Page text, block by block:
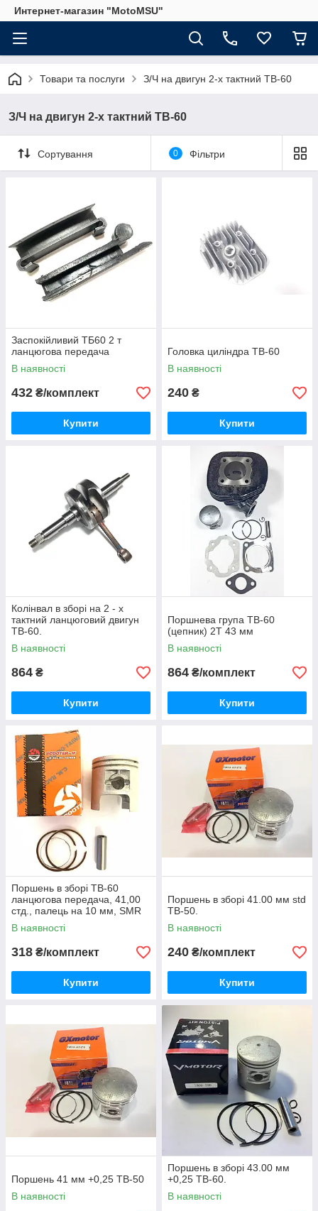
Интернет-магазин "MotoMSU"
Товари та послуги З/Ч на двигун 2-х тактний TB-60
З/Ч на двигун 2-х тактний TB-60
Сортування 0 Фільтри
Заспокійливий ТБ60 2 т
ланцюгова передача
В наявності
432 ₴/комплект
Купити
Головка циліндра TB-60
В наявності
240 ₴
Купити
Колінвал в зборі на 2 - х
тактний ланцюговий двигун
TB-60.
В наявності
864 ₴
Купити
Поршнева група TB-60
(цепник) 2T 43 мм
В наявності
864 ₴/комплект
Купити
Поршень в зборі TB-60
ланцюгова передача, 41,00
стд., палець на 10 мм, SMR
Тайвань.
В наявності
318 ₴/комплект
Купити
Поршень в зборі 41.00 мм std
TB-50.
В наявності
240 ₴/комплект
Купити
Поршень 41 мм +0,25 TB-50
В наявності
Поршень в зборі 43.00 мм
+0,25 TB-60.
В наявності